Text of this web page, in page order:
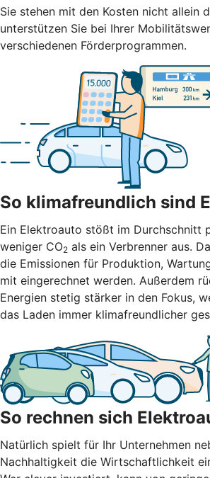
Sie stehen mit den Kosten nicht allein
unterstützen Sie bei Ihrer
verschiedenen Förderprogrammen.
So klimafreundlich sind
Ein Elektroauto stößt im Durchschnitt
weniger CO2 als ein Verbrenner aus.
die Emissionen für Produktion,
mit eingerechnet werden. Außerdem
Energien stetig stärker in den Fokus,
das Laden immer klimafreundlicher
So rechnen sich
Natürlich spielt für Ihr Unternehmen
Nachhaltigkeit die Wirtschaftlichkeit